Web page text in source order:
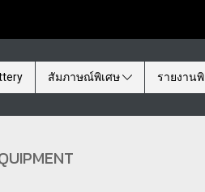
สัมภาษณ์พิเศษ รายงาน